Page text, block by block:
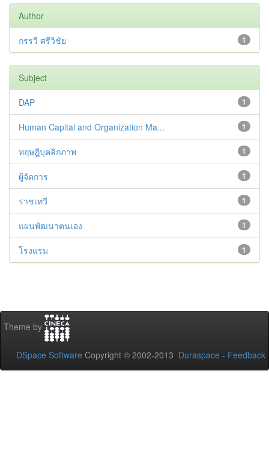
Author
1
กรรวี ศรีวิชัย
Subject
1
DAP
1
Human Capital and Organization Ma...
1
ทฤษฎีบุคลิกภาพ
1
ผู้จัดการ
1
ราชเทวี
1
แผนพัฒนาตนเอง
1
โรงแรม
Theme by
DSpace Software Copyright © 2002-2013 Duraspace - Feedback